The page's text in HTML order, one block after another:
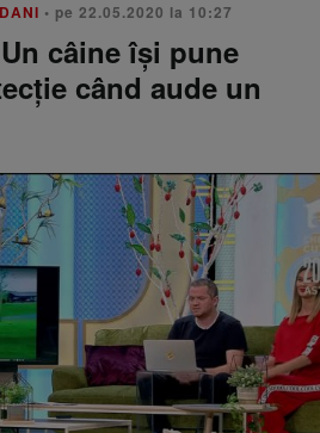
• pe 22.05.2020 la 10:27
câine își pune
când aude un